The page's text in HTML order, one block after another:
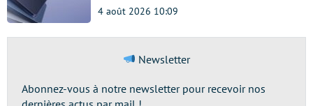
4 août 2026 10:09
Newsletter
Abonnez-vous à notre newsletter pour recevoir nos